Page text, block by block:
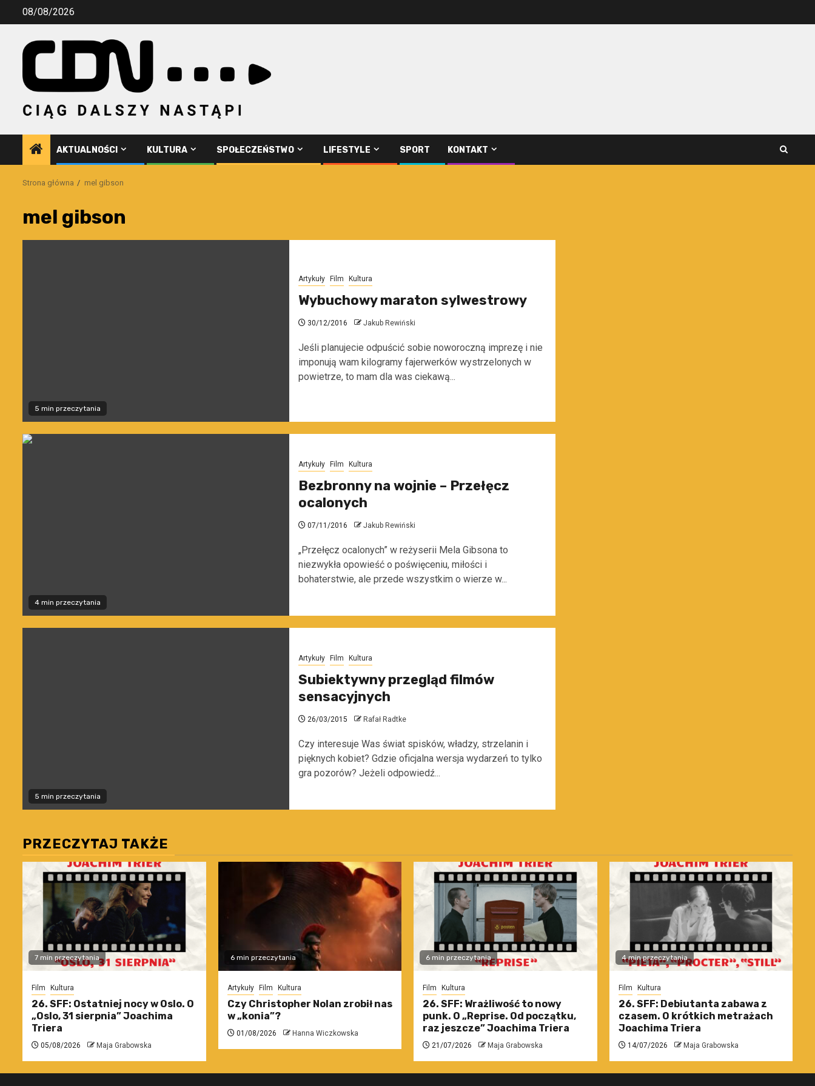
Przejdź08/08/2026
AKTUALNOŚCI KULTURA SPOŁECZEŃSTWO LIFESTYLE SPORT KONTAKT
Strona główna mel gibson
mel gibson
5 min przeczytania
Artykuły Film Kultura
Wybuchowy maraton sylwestrowy
30/12/2016 Jakub Rewiński
Jeśli planujecie odpuścić sobie noworoczną imprezę i nie
imponują wam kilogramy fajerwerków wystrzelonych w
powietrze, to mam dla was ciekawą...
4 min przeczytania
Artykuły Film Kultura
Bezbronny na wojnie – Przełęcz
ocalonych
07/11/2016 Jakub Rewiński
„Przełęcz ocalonych” w reżyserii Mela Gibsona to
niezwykła opowieść o poświęceniu, miłości i
bohaterstwie, ale przede wszystkim o wierze w...
5 min przeczytania
Artykuły Film Kultura
Subiektywny przegląd filmów
sensacyjnych
26/03/2015 Rafał Radtke
Czy interesuje Was świat spisków, władzy, strzelanin i
pięknych kobiet? Gdzie oficjalna wersja wydarzeń to tylko
gra pozorów? Jeżeli odpowiedź...
PRZECZYTAJ TAKŻE
7 min przeczytania
Film Kultura
26. SFF: Ostatniej nocy w Oslo. O
„Oslo, 31 sierpnia” Joachima
Triera
05/08/2026 Maja Grabowska
6 min przeczytania
Artykuły Film Kultura
Czy Christopher Nolan zrobił nas
w „konia”?
01/08/2026 Hanna Wiczkowska
6 min przeczytania
Film Kultura
26. SFF: Wrażliwość to nowy
punk. O „Reprise. Od początku,
raz jeszcze” Joachima Triera
21/07/2026 Maja Grabowska
4 min przeczytania
Film Kultura
26. SFF: Debiutanta zabawa z
czasem. O krótkich metrażach
Joachima Triera
14/07/2026 Maja Grabowska